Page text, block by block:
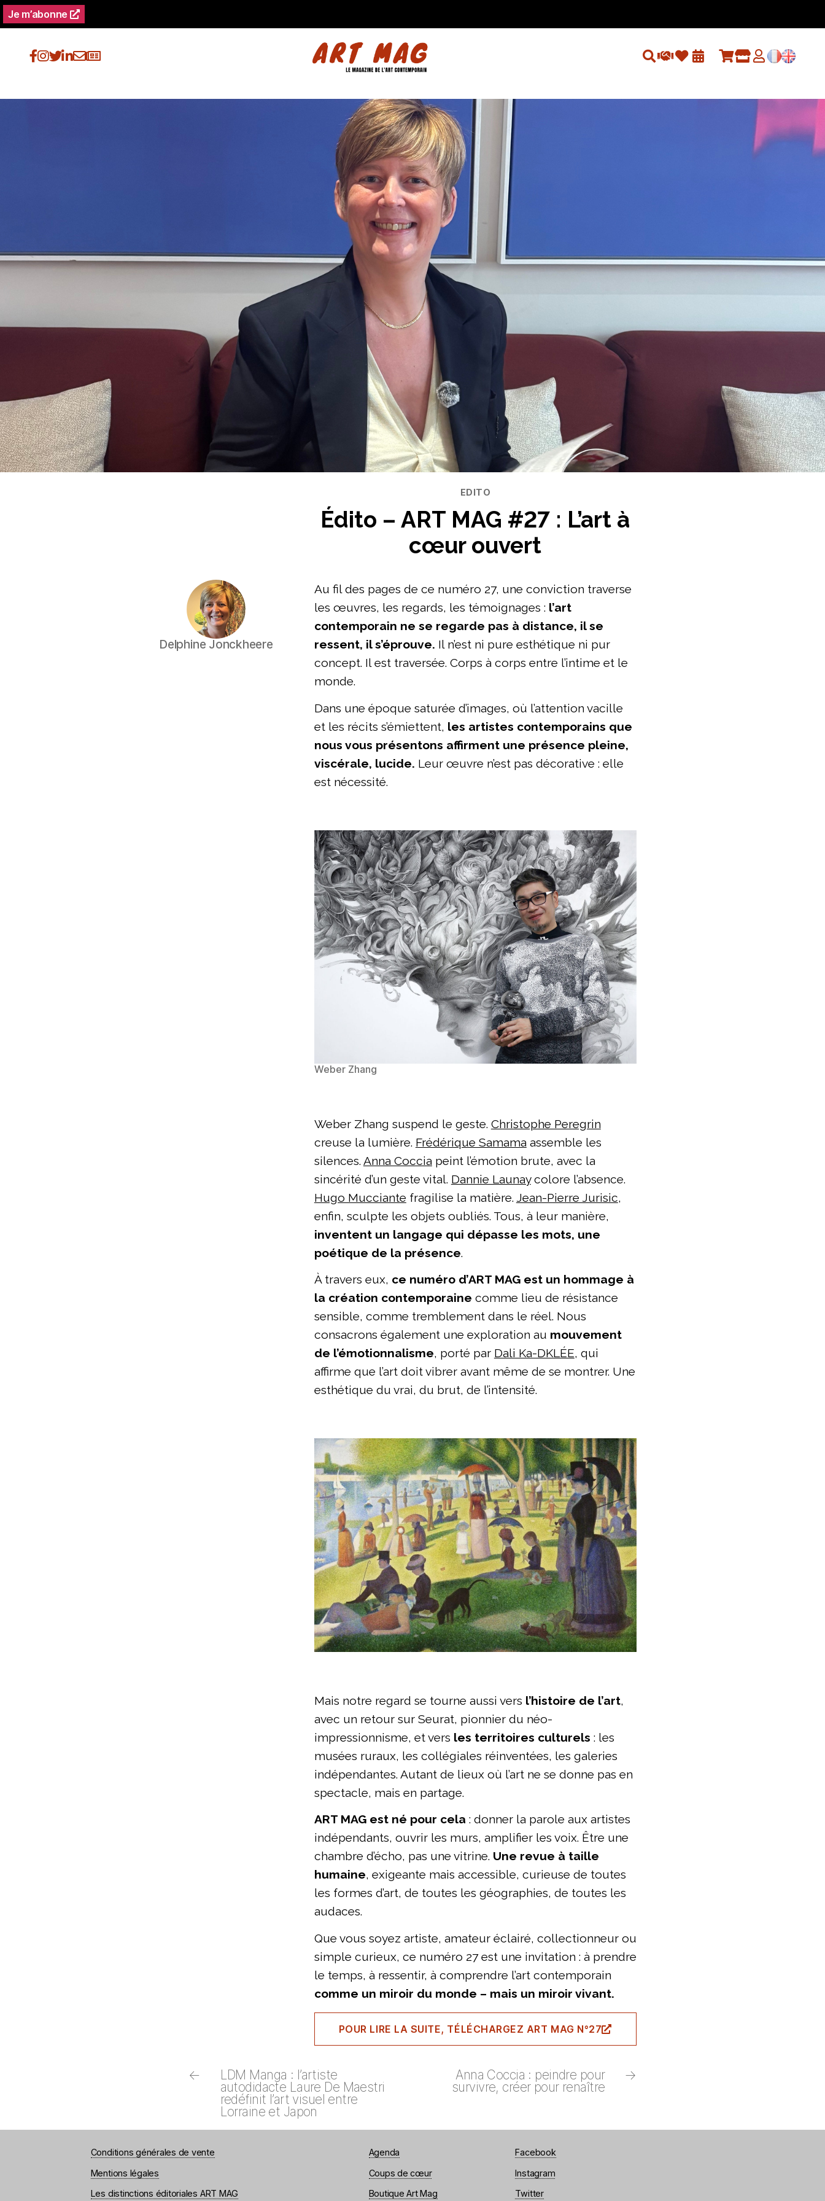
Je m’abonne
Catégories
EDITO
Édito – ART MAG #27 : L’art à
cœur ouvert
Delphine Jonckheere
Au fil des pages de ce numéro 27, une conviction traverse
les œuvres, les regards, les témoignages : l’art
contemporain ne se regarde pas à distance, il se
ressent, il s’éprouve. Il n’est ni pure esthétique ni pur
concept. Il est traversée. Corps à corps entre l’intime et le
monde.
Dans une époque saturée d’images, où l’attention vacille
et les récits s’émiettent, les artistes contemporains que
nous vous présentons affirment une présence pleine,
viscérale, lucide. Leur œuvre n’est pas décorative : elle
est nécessité.
Weber Zhang
Weber Zhang suspend le geste. Christophe Peregrin
creuse la lumière. Frédérique Samama assemble les
silences. Anna Coccia peint l’émotion brute, avec la
sincérité d’un geste vital. Dannie Launaycolore l’absence.
Hugo Mucciante fragilise la matière. Jean-Pierre Jurisic,
enfin, sculpte les objets oubliés. Tous, à leur manière,
inventent un langage qui dépasse les mots, une
poétique de la présence.
À travers eux, ce numéro d’ART MAG est un hommage à
la création contemporaine comme lieu de résistance
sensible, comme tremblement dans le réel. Nous
consacrons également une exploration au mouvement
de l’émotionnalisme, porté par Dali Ka-DKLÉE, qui
affirme que l’art doit vibrer avant même de se montrer. Une
esthétique du vrai, du brut, de l’intensité.
Mais notre regard se tourne aussi vers l’histoire de l’art,
avec un retour sur Seurat, pionnier du néo-
impressionnisme, et vers les territoires culturels : les
musées ruraux, les collégiales réinventées, les galeries
indépendantes. Autant de lieux où l’art ne se donne pas en
spectacle, mais en partage.
ART MAG est né pour cela : donner la parole aux artistes
indépendants, ouvrir les murs, amplifier les voix. Être une
chambre d’écho, pas une vitrine. Une revue à taille
humaine, exigeante mais accessible, curieuse de toutes
les formes d’art, de toutes les géographies, de toutes les
audaces.
Que vous soyez artiste, amateur éclairé, collectionneur ou
simple curieux, ce numéro 27 est une invitation : à prendre
le temps, à ressentir, à comprendre l’art contemporain
comme un miroir du monde – mais un miroir vivant.
POUR LIRE LA SUITE, TÉLÉCHARGEZ ART MAG N°27
←
LDM Manga : l’artiste
autodidacte Laure De Maestri
redéfinit l’art visuel entre
Lorraine et Japon
→
Anna Coccia : peindre pour
survivre, créer pour renaître
Conditions générales de vente
Mentions légales
Les distinctions éditoriales ART MAG
Agenda
Coups de cœur
Boutique Art Mag
Facebook
Instagram
Twitter